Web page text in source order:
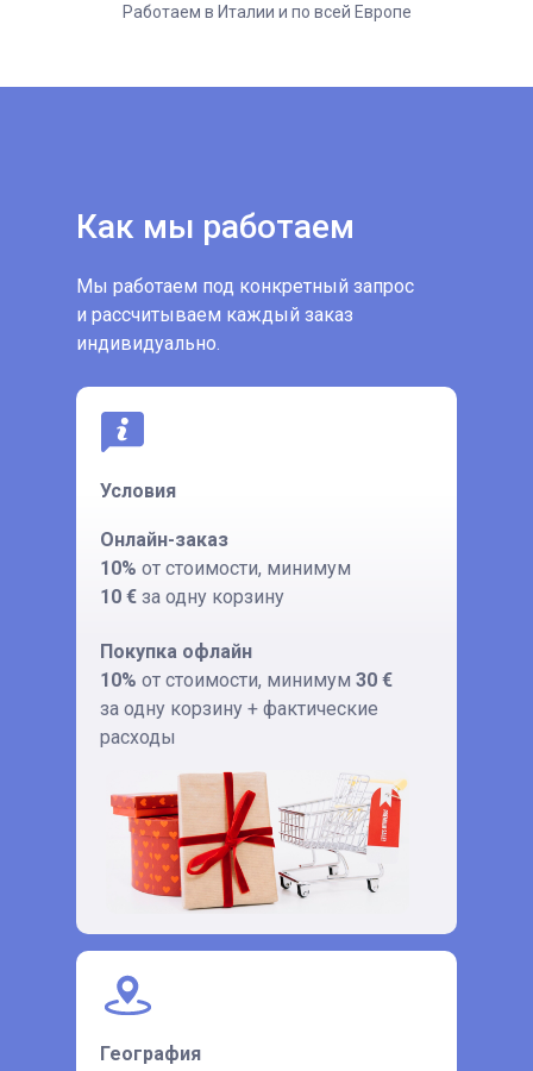
Работаем в Италии и по всей Европе
Мы работаем под конкретный запрос
и рассчитываем каждый заказ
индивидуально.
Как мы работаем
Покупка офлайн
10% от стоимости, минимум 30 €
за одну корзину + фактические
расходы
Онлайн-заказ
10% от стоимости, минимум
10 € за одну корзину
Условия
География